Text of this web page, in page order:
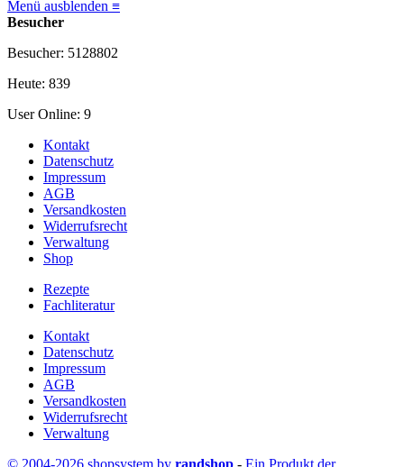
Menü ausblenden ≡
Besucher
Besucher: 5128802
Heute: 839
User Online: 9
Kontakt
Datenschutz
Impressum
AGB
Versandkosten
Widerrufsrecht
Verwaltung
Shop
Rezepte
Fachliteratur
Kontakt
Datenschutz
Impressum
AGB
Versandkosten
Widerrufsrecht
Verwaltung
© 2004-2026 shopsystem by randshop - Ein Produkt der